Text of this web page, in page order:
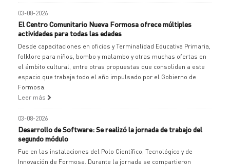
03-08-2026
El Centro Comunitario Nueva Formosa ofrece múltiples
actividades para todas las edades
Desde capacitaciones en oficios y Terminalidad Educativa Primaria,
folklore para niños, bombo y malambo y otras muchas ofertas en
el ámbito cultural, entre otras propuestas que consolidan a este
espacio que trabaja todo el año impulsado por el Gobierno de
Formosa.
Leer más
03-08-2026
Desarrollo de Software: Se realizó la jornada de trabajo del
segundo módulo
Fue en las instalaciones del Polo Científico, Tecnológico y de
Innovación de Formosa. Durante la jornada se compartieron